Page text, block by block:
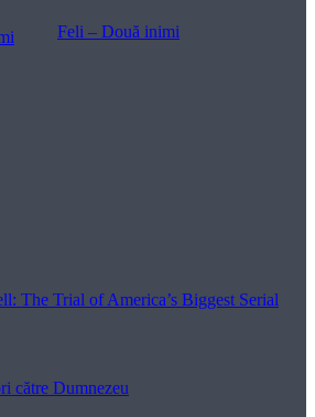
Feli – Două inimi
The Trial of America’s Biggest Serial
către Dumnezeu